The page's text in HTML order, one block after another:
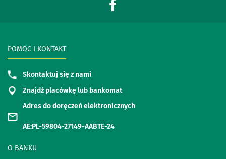
O BANKU
POMOC I KONTAKT
Skontaktuj się z nami
Znajdź placówkę lub bankomat
Adres do doręczeń elektronicznych
AE:PL-59804-27149-AABTE-24